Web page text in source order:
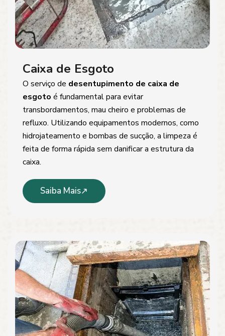
Caixa de Esgoto
O serviço de desentupimento de caixa de
esgoto é fundamental para evitar
transbordamentos, mau cheiro e problemas de
refluxo. Utilizando equipamentos modernos, como
hidrojateamento e bombas de sucção, a limpeza é
feita de forma rápida sem danificar a estrutura da
caixa.
Saiba Mais